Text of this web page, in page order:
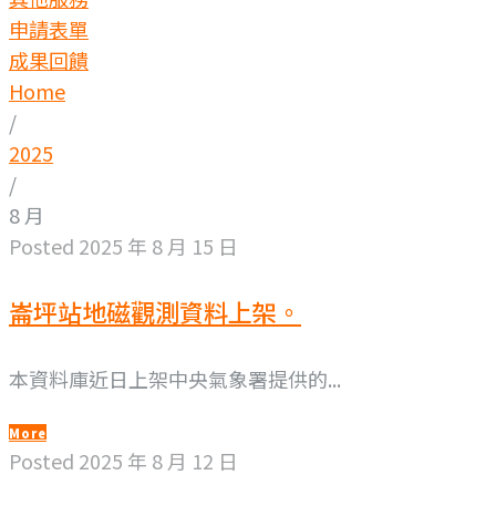
申請表單
成果回饋
Home
/
2025
/
8 月
Posted 2025 年 8 月 15 日
崙坪站地磁觀測資料上架。
本資料庫近日上架中央氣象署提供的...
More
Posted 2025 年 8 月 12 日